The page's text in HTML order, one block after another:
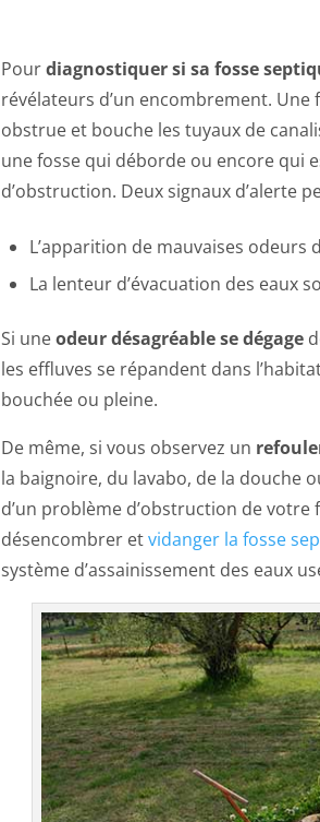
Pourdiagnostiquer si sa fosse
révélateurs d’un encombrement. Une
obstrue et bouche les tuyaux de
une fosse qui déborde ou encore qui
d’obstruction. Deux signaux d’alerte
L’apparition de mauvaises odeurs
La lenteur d’évacuation des eaux
Si uneodeur désagréable se dégage
les effluves se répandent dans
bouchée ou pleine.
De même, si vous observez un
la baignoire, du lavabo, de la douche
d’un problème d’obstruction de
désencombrer etvidanger la fosse
système d’assainissement des eaux